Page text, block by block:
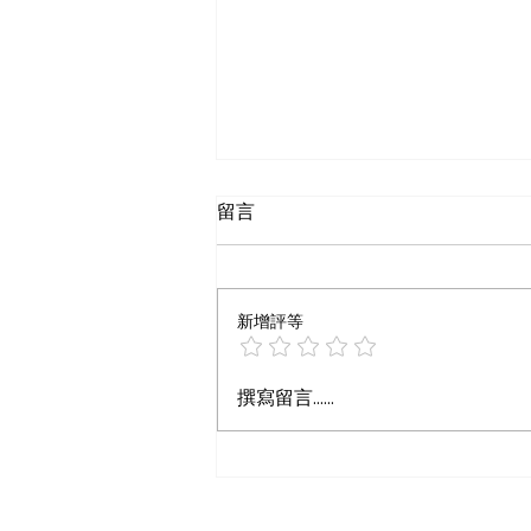
從『只有科技巨頭負擔得起』
留言
新增評等
撰寫留言......